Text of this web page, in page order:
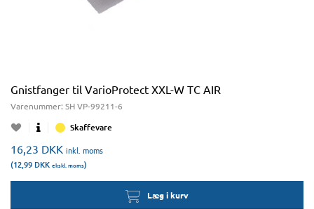
Gnistfanger til VarioProtect XXL-W TC AIR
Varenummer: SH VP-99211-6
Skaffevare
16,23 DKK inkl. moms
(12,99 DKK ekskl. moms)
Læg i kurv